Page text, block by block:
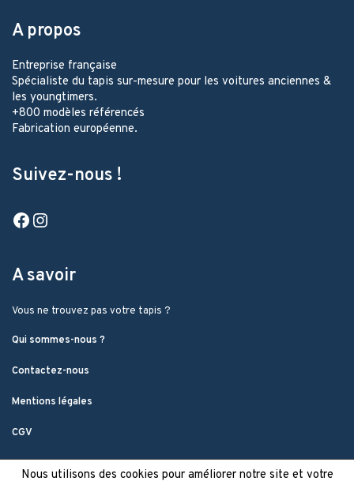
A propos
Entreprise française
Spécialiste du tapis sur-mesure pour les voitures anciennes &
les youngtimers.
+800 modèles référencés
Fabrication européenne.
Suivez-nous !
Facebook
A savoir
Vous ne trouvez pas votre tapis ?
Qui sommes-nous ?
Contactez-nous
Mentions légales
CGV
Nous utilisons des cookies pour améliorer notre site et votre